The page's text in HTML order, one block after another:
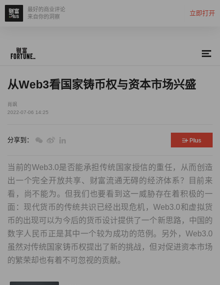
立即打开
最好的商业评论
来自你的洞察
从Web3看国家铸币权与资本市场兴盛
肖飒
2022-07-06 14:25
分享到：
当前的Web3.0是否能承担传统国家授信的重任，从而创造
出一个完全开放共享、财富流通无碍的经济体系？目前来
看，尚不能为。但我们也要看到这一威胁存在着积极的一
面：现代货币的传统共识已经出现危机，Web3.0和虚拟货
币的出现可以为今后的货币设计提供了一个新思路，中国的
数字人民币正是其中一个较为成功的范例。另外，Web3.0
虽然对传统国家铸币权提出了新的挑战，但对促进资本市场
的繁荣却也有着不可忽视的贡献。